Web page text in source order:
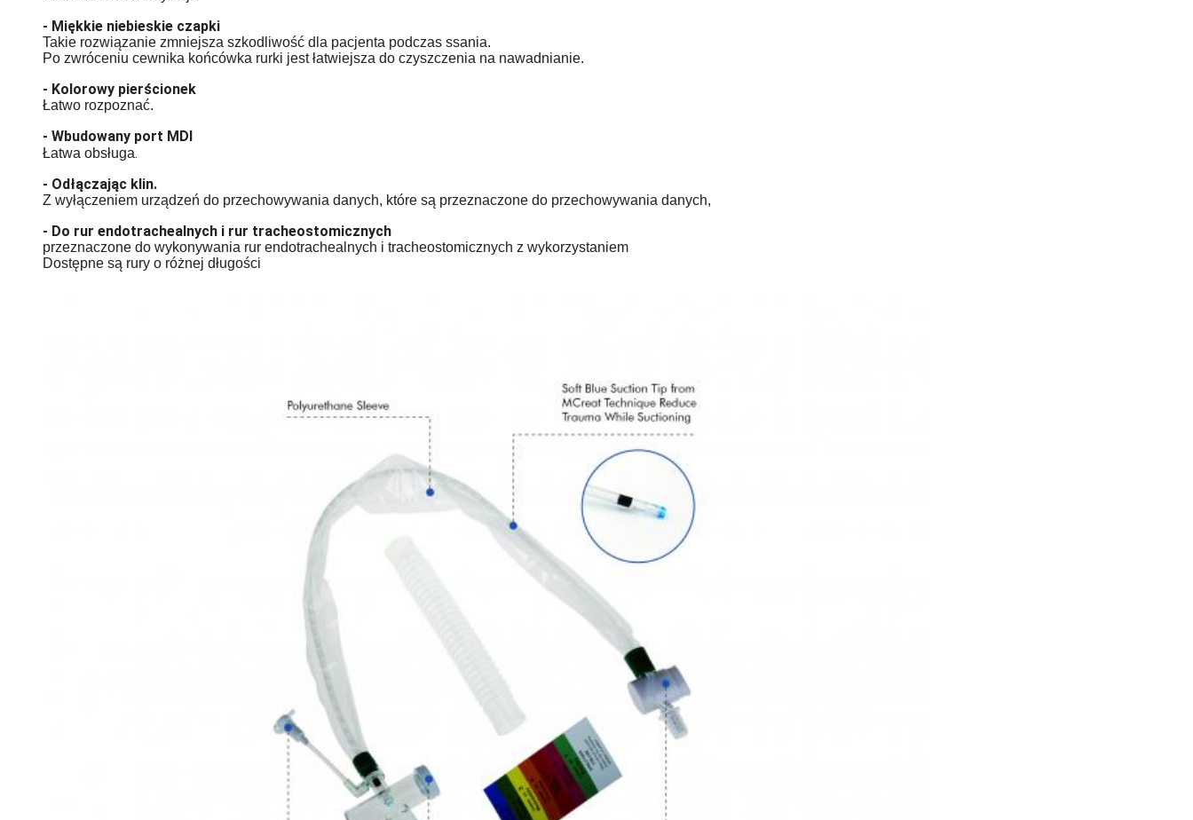
- Miękkie niebieskie czapki
Takie rozwiązanie zmniejsza szkodliwość dla pacjenta podczas ssania.
Po zwróceniu cewnika końcówka rurki jest łatwiejsza do czyszczenia na nawadnianie.
- Kolorowy pierścionek
Łatwo rozpoznać.
- Wbudowany port MDI
Łatwa obsługa.
- Odłączając klin.
Z wyłączeniem urządzeń do przechowywania danych, które są przeznaczone do przechowywania danych,
- Do rur endotrachealnych i rur tracheostomicznych
przeznaczone do wykonywania rur endotrachealnych i tracheostomicznych z wykorzystaniem
Dostępne są rury o różnej długości